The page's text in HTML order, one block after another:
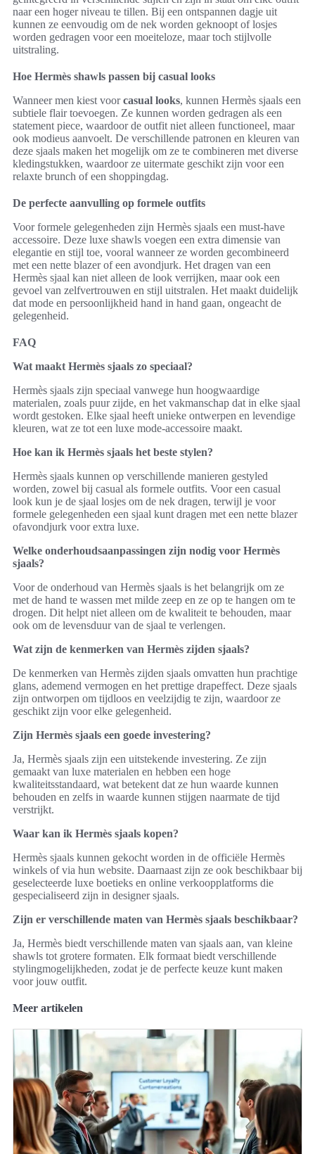
naar een hoger niveau te tillen. Bij een ontspannen dagje uit
kunnen ze eenvoudig om de nek worden geknoopt of losjes
worden gedragen voor een moeiteloze, maar toch stijlvolle
uitstraling.
Hoe Hermès shawls passen bij casual looks
Wanneer men kiest voorcasual looks, kunnen Hermès sjaals een
subtiele flair toevoegen. Ze kunnen worden gedragen als een
statement piece, waardoor de outfit niet alleen functioneel, maar
ook modieus aanvoelt. De verschillende patronen en kleuren van
deze sjaals maken het mogelijk om ze te combineren met diverse
kledingstukken, waardoor ze uitermate geschikt zijn voor een
relaxte brunch of een shoppingdag.
De perfecte aanvulling op formele outfits
Voor formele gelegenheden zijn Hermès sjaals een must-have
accessoire. Deze luxe shawls voegen een extra dimensie van
elegantie en stijl toe, vooral wanneer ze worden gecombineerd
met een nette blazer of een avondjurk. Het dragen van een
Hermès sjaal kan niet alleen de look verrijken, maar ook een
gevoel van zelfvertrouwen en stijl uitstralen. Het maakt duidelijk
dat mode en persoonlijkheid hand in hand gaan, ongeacht de
gelegenheid.
FAQ
Wat maakt Hermès sjaals zo speciaal?
Hermès sjaals zijn speciaal vanwege hun hoogwaardige
materialen, zoals puur zijde, en het vakmanschap dat in elke sjaal
wordt gestoken. Elke sjaal heeft unieke ontwerpen en levendige
kleuren, wat ze tot een luxe mode-accessoire maakt.
Hoe kan ik Hermès sjaals het beste stylen?
Hermès sjaals kunnen op verschillende manieren gestyled
worden, zowel bij casual als formele outfits. Voor een casual
look kun je de sjaal losjes om de nek dragen, terwijl je voor
formele gelegenheden een sjaal kunt dragen met een nette blazer
ofavondjurk voor extra luxe.
Welke onderhoudsaanpassingen zijn nodig voor Hermès
sjaals?
Voor de onderhoud van Hermès sjaals is het belangrijk om ze
met de hand te wassen met milde zeep en ze op te hangen om te
drogen. Dit helpt niet alleen om de kwaliteit te behouden, maar
ook om de levensduur van de sjaal te verlengen.
Wat zijn de kenmerken van Hermès zijden sjaals?
De kenmerken van Hermès zijden sjaals omvatten hun prachtige
glans, ademend vermogen en het prettige drapeffect. Deze sjaals
zijn ontworpen om tijdloos en veelzijdig te zijn, waardoor ze
geschikt zijn voor elke gelegenheid.
Zijn Hermès sjaals een goede investering?
Ja, Hermès sjaals zijn een uitstekende investering. Ze zijn
gemaakt van luxe materialen en hebben een hoge
kwaliteitsstandaard, wat betekent dat ze hun waarde kunnen
behouden en zelfs in waarde kunnen stijgen naarmate de tijd
verstrijkt.
Waar kan ik Hermès sjaals kopen?
Hermès sjaals kunnen gekocht worden in de officiële Hermès
winkels of via hun website. Daarnaast zijn ze ook beschikbaar bij
geselecteerde luxe boetieks en online verkoopplatforms die
gespecialiseerd zijn in designer sjaals.
Zijn er verschillende maten van Hermès sjaals beschikbaar?
Ja, Hermès biedt verschillende maten van sjaals aan, van kleine
shawls tot grotere formaten. Elk formaat biedt verschillende
stylingmogelijkheden, zodat je de perfecte keuze kunt maken
voor jouw outfit.
Meer artikelen